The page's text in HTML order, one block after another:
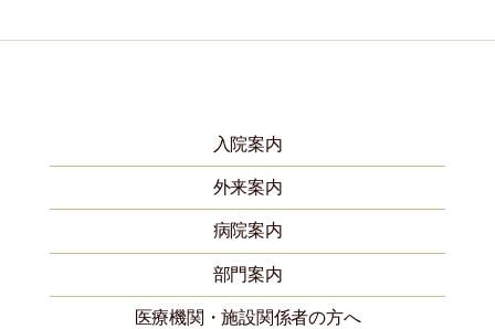
入院案内
外来案内
病院案内
部門案内
医療機関・施設関係者の方へ